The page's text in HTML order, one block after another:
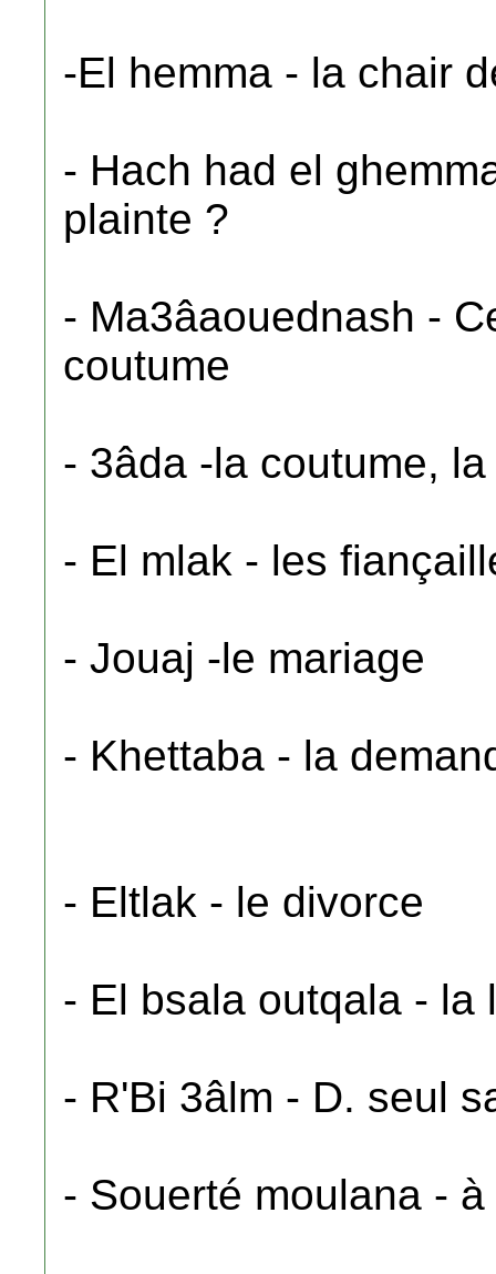
-El hemma - la chair
- Hach had el
plainte ?
- Ma3âaouednash -
coutume
- 3âda -la coutume,
- El mlak - les
- Jouaj -le mariage
- Khettaba - la
- Eltlak - le divorce
- El bsala outqala - la
- R'Bi 3âlm - D. seul
- Souerté moulana -